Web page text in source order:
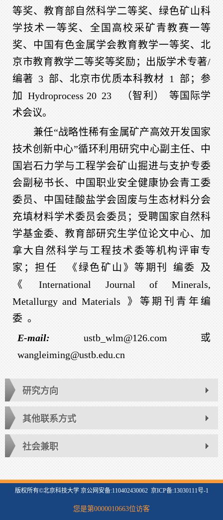
等奖、教育部自然科学二等奖、绿色矿山科
学技术一等奖、全国高校采矿青教赛一等
奖、中国有色金属学会教育教学一等奖、北
京市教育教学二等奖等奖励；出版学术专著/
编著 3 部、北京市优质本科教材 1
部；参
加
Hydroprocess 20 23 （智利）
等国际学
术会议。
兼任“战略性稀有金属矿产高效开发国家
技术创新中心”循环利用研究中心副主任、中
国岩石力学与工程学会矿山掘进与支护专委
会副秘书长、中国职业安全健康协会青工委
委员、中国硅酸盐学会固废与生态材料分会
充填材料学术委员会委员；受聘国家自然科
学基金委、教育部研究生学位论文中心、加
拿大自然科学与工程技术委等机构评审专
家；担任
《绿色矿山》等期刊 编委
及
《
International Journal of Minerals,
Metallurgy and Materials
》等期刊青年编
委 。
E-mail:
ustb_wlm@126.com
或
wangleiming@ustb.edu.cn
研究方向
其他联系方式
社会兼职
版权所有©北京科技大学 京公网安备:110402430062 京ICP备:13030111号-1
您是第0000010663位访客